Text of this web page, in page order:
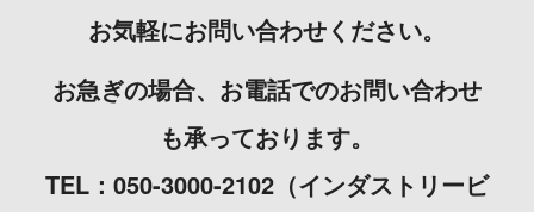
お気軽にお問い合わせください。
お急ぎの場合、お電話でのお問い合わせ
も承っております。
TEL：050-3000-2102（インダストリービ